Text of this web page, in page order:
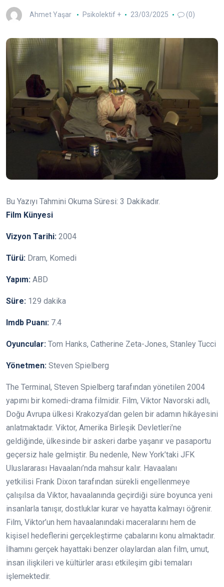
Ahmet Yaşar Psikolektif + 23/03/2025 (0)
Bu Yazıyı Tahmini Okuma Süresi: 3 Dakikadır.
Film Künyesi
Vizyon Tarihi: 2004
Türü: Dram, Komedi
Yapım: ABD
Süre: 129 dakika
Imdb Puanı: 7.4
Oyuncular: Tom Hanks, Catherine Zeta-Jones, Stanley Tucci
Yönetmen: Steven Spielberg
The Terminal, Steven Spielberg tarafından yönetilen 2004
yapımı bir komedi-drama filmidir. Film, Viktor Navorski adlı,
Doğu Avrupa ülkesi Krakozya’dan gelen bir adamın hikâyesini
anlatmaktadır. Viktor, Amerika Birleşik Devletleri’ne
geldiğinde, ülkesinde bir askeri darbe yaşanır ve pasaportu
geçersiz hale gelmiştir. Bu nedenle, New York’taki JFK
Uluslararası Havaalanı’nda mahsur kalır. Havaalanı
yetkilisi Frank Dixon tarafından sürekli engellenmeye
çalışılsa da Viktor, havaalanında geçirdiği süre boyunca yeni
insanlarla tanışır, dostluklar kurar ve hayatta kalmayı öğrenir.
Film, Viktor’un hem havaalanındaki maceralarını hem de
kişisel hedeflerini gerçekleştirme çabalarını konu almaktadır.
İlhamını gerçek hayattaki benzer olaylardan alan film, umut,
insan ilişkileri ve kültürler arası etkileşim gibi temaları
işlemektedir.